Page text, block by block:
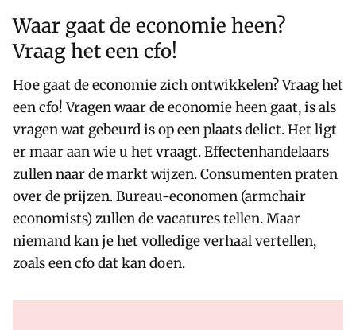
Waar gaat de economie heen?
Vraag het een cfo!
Hoe gaat de economie zich ontwikkelen? Vraag het
een cfo! Vragen waar de economie heen gaat, is als
vragen wat gebeurd is op een plaats delict. Het ligt
er maar aan wie u het vraagt. Effectenhandelaars
zullen naar de markt wijzen. Consumenten praten
over de prijzen. Bureau-economen (armchair
economists) zullen de vacatures tellen. Maar
niemand kan je het volledige verhaal vertellen,
zoals een cfo dat kan doen.